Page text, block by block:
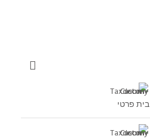
בית פרטי